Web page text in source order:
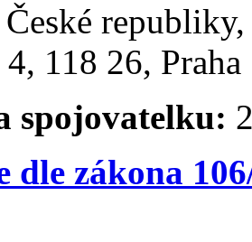
118 26,
spojovatelku:
dle zákona